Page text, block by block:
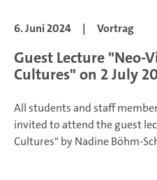
6. Juni 2024 | Vortrag
Guest Lecture
Cultures" on 2 July
All students and staff
invited to attend the guest
Cultures" by Nadine Böhm-